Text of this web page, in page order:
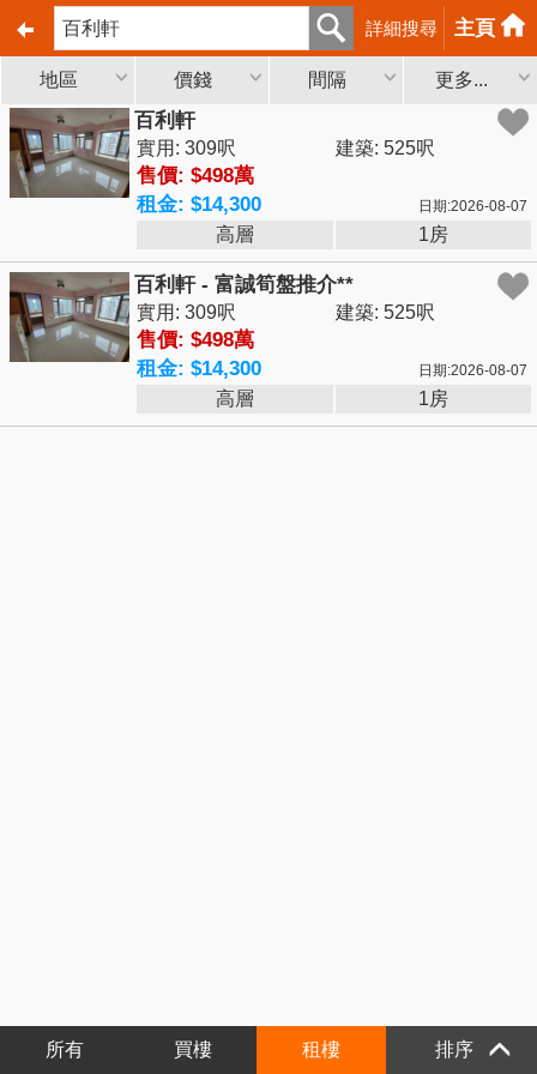
詳細搜尋 主頁
地區 價錢 間隔 更多...
百利軒
實用: 309呎 建築: 525呎
售價: $498萬
租金: $14,300
日期:2026-08-07
高層 1房
百利軒 - 富誠筍盤推介**
實用: 309呎 建築: 525呎
售價: $498萬
租金: $14,300
日期:2026-08-07
高層 1房
所有 買樓 租樓 排序